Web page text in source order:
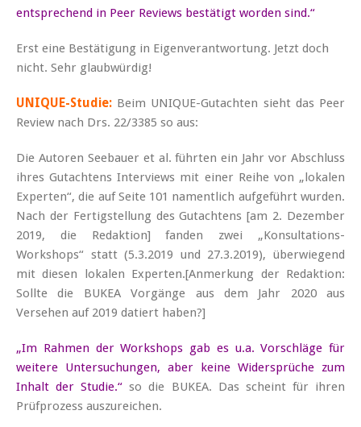
entsprechend in Peer Reviews bestätigt worden sind.“
Erst eine Bestätigung in Eigenverantwortung. Jetzt doch
nicht. Sehr glaubwürdig!
UNIQUE-Studie: Beim UNIQUE-Gutachten sieht das Peer
Review nach Drs. 22/3385 so aus:
Die Autoren Seebauer et al. führten ein Jahr vor Abschluss
ihres Gutachtens Interviews mit einer Reihe von „lokalen
Experten“, die auf Seite 101 namentlich aufgeführt wurden.
Nach der Fertigstellung des Gutachtens [am 2. Dezember
2019, die Redaktion] fanden zwei „Konsultations-
Workshops“ statt (5.3.2019 und 27.3.2019), überwiegend
mit diesen lokalen Experten.[Anmerkung der Redaktion:
Sollte die BUKEA Vorgänge aus dem Jahr 2020 aus
Versehen auf 2019 datiert haben?]
„Im Rahmen der Workshops gab es u.a. Vorschläge für
weitere Untersuchungen, aber keine Widersprüche zum
Inhalt der Studie.“ so die BUKEA. Das scheint für ihren
Prüfprozess auszureichen.